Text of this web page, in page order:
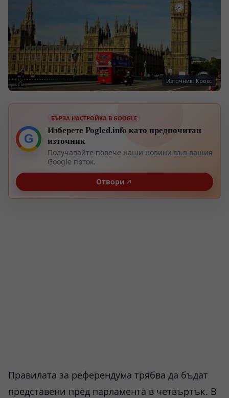
Източник: Кросс
G
БЪРЗА НАСТРОЙКА В GOOGLE
Изберете Pogled.info като предпочитан
източник
Получавайте повече наши новини във вашия
Google поток.
Отвори
Правилата за референдума трябва да бъдат
представени пред парламента в четвъртък. В